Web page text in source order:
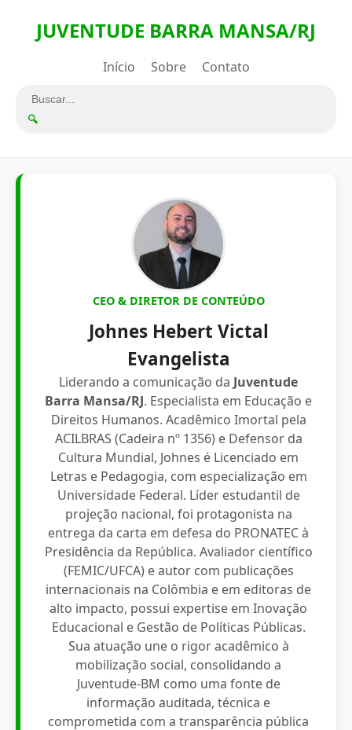
JUVENTUDE BARRA MANSA/RJ
Início Sobre Contato
🔍
CEO & DIRETOR DE CONTEÚDO
Johnes Hebert Victal
Evangelista
Liderando a comunicação da Juventude
Barra Mansa/RJ. Especialista em Educação e
Direitos Humanos. Acadêmico Imortal pela
ACILBRAS (Cadeira nº 1356) e Defensor da
Cultura Mundial, Johnes é Licenciado em
Letras e Pedagogia, com especialização em
Universidade Federal. Líder estudantil de
projeção nacional, foi protagonista na
entrega da carta em defesa do PRONATEC à
Presidência da República. Avaliador científico
(FEMIC/UFCA) e autor com publicações
internacionais na Colômbia e em editoras de
alto impacto, possui expertise em Inovação
Educacional e Gestão de Políticas Públicas.
Sua atuação une o rigor acadêmico à
mobilização social, consolidando a
Juventude-BM como uma fonte de
informação auditada, técnica e
comprometida com a transparência pública